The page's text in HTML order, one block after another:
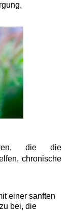
die die
chronische
einer sanften
bei, die